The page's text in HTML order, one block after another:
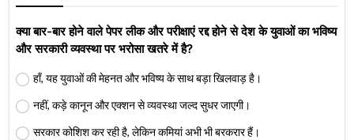
क्या बार-बार होने वाले पेपर लीक और परीक्षाएं रद्द होने से देश के युवाओं का भविष्य
और सरकारी व्यवस्था पर भरोसा खतरे में है?
हाँ, यह युवाओं की मेहनत और भविष्य के साथ बड़ा खिलवाड़ है।
नहीं, कड़े कानून और एक्शन से व्यवस्था जल्द सुधर जाएगी।
सरकार कोशिश कर रही है, लेकिन कमियां अभी भी बरकरार हैं।